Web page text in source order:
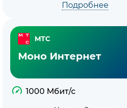
Подробнее
МТС
Моно Интернет
1000 Мбит/с